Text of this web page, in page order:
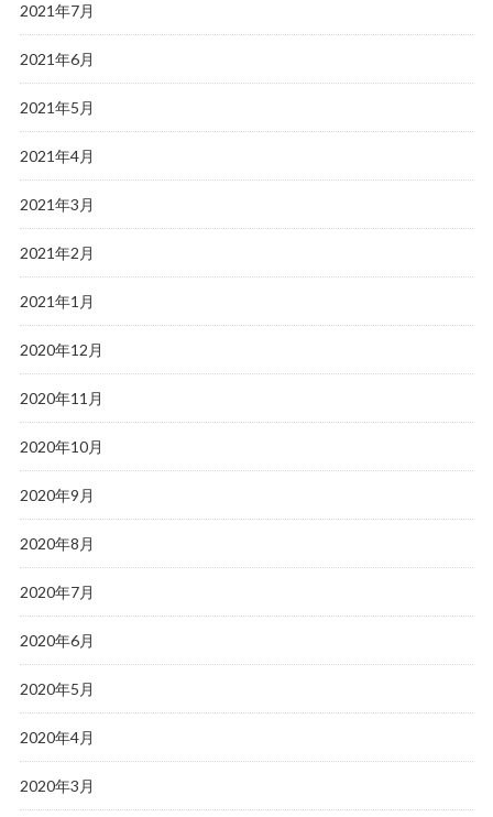
2021年7月
2021年6月
2021年5月
2021年4月
2021年3月
2021年2月
2021年1月
2020年12月
2020年11月
2020年10月
2020年9月
2020年8月
2020年7月
2020年6月
2020年5月
2020年4月
2020年3月